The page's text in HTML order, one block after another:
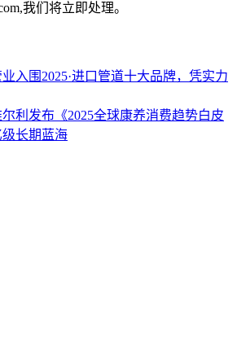
我们将立即处理。
入围2025·进口管道十大品牌，凭实力
利发布《2025全球康养消费趋势白皮
长期蓝海